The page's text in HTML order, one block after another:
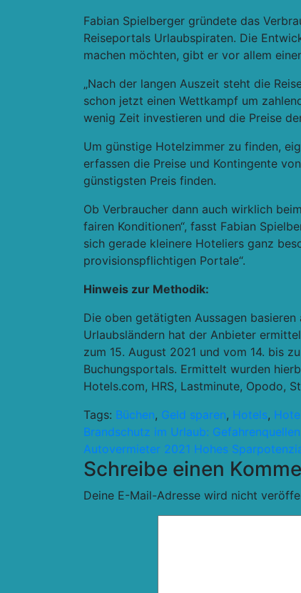
Fabian Spielberger gründete das
Reiseportals Urlaubspiraten. Die
machen möchten, gibt er vor allem
„Nach der langen Auszeit steht die
schon jetzt einen Wettkampf um
wenig Zeit investieren und die Preise
Um günstige Hotelzimmer zu finden,
erfassen die Preise und Kontingente
günstigsten Preis finden.
Ob Verbraucher dann auch wirklich
fairen Konditionen“, fasst Fabian
sich gerade kleinere Hoteliers ganz
provisionspflichtigen Portale“.
Hinweis zur Methodik:
Die oben getätigten Aussagen
Urlaubsländern hat der Anbieter
zum 15. August 2021 und vom 14. bis
Buchungsportals. Ermittelt wurden
Hotels.com, HRS, Lastminute, Opodo,
Tags: Büchen, Geld sparen, Hotels,
Beitragsnavigation
Brandschutz im Urlaub:
Autovermieter 2021 Hohes
Schreibe einen
Deine E-Mail-Adresse wird nicht